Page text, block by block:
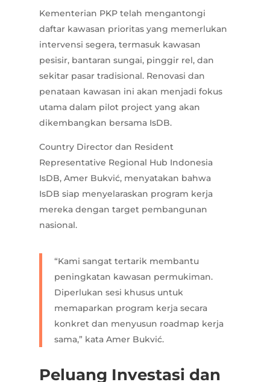
Kementerian PKP telah mengantongi
daftar kawasan prioritas yang memerlukan
intervensi segera, termasuk kawasan
pesisir, bantaran sungai, pinggir rel, dan
sekitar pasar tradisional. Renovasi dan
penataan kawasan ini akan menjadi fokus
utama dalam pilot project yang akan
dikembangkan bersama IsDB.
Country Director dan Resident
Representative Regional Hub Indonesia
IsDB, Amer Bukvić, menyatakan bahwa
IsDB siap menyelaraskan program kerja
mereka dengan target pembangunan
nasional.
“Kami sangat tertarik membantu
peningkatan kawasan permukiman.
Diperlukan sesi khusus untuk
memaparkan program kerja secara
konkret dan menyusun roadmap kerja
sama,” kata Amer Bukvić.
Peluang Investasi dan